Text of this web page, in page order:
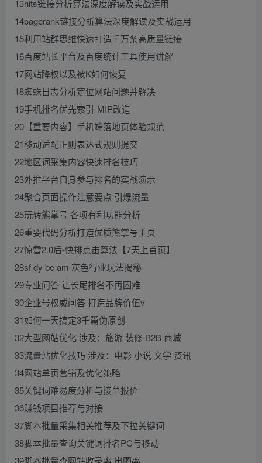
13hits链接分析算法深度解读及实战运用
14pagerank链接分析算法深度解读及实战运用
15利用站群思维快速打造千万条高质量链接
16百度站长平台及百度统计工具使用讲解
17网站降权以及被K如何恢复
18蜘蛛日志分析定位网站问题并解决
19手机排名优先索引-MIP改造
20【重要内容】手机端落地页体验规范
21移动适配正则表达式规则提交
22地区词采集内容快速排名技巧
23外推平台自身参与排名的实战演示
24聚合页面操作注意要点 引爆流量
25玩转熊掌号 各项有利功能分析
26重要代码分析打造优质熊掌号主页
27惊雷2.0后-快排点击算法【7天上首页】
28sf dy bc am 灰色行业玩法揭秘
29专业问答 让长尾排名不再困难
30企业号权威问答 打造品牌价值v
31如何一天搞定3千篇伪原创
32大型网站优化 涉及：旅游 装修 B2B 商城
33流量站优化技巧 涉及：电影 小说 文学 资讯
34网站单页营销及优化策略
35关键词难易度分析与接单报价
36赚钱项目推荐与对接
37脚本批量采集相关推荐及下拉关键词
38脚本批量查询关键词排名PC与移动